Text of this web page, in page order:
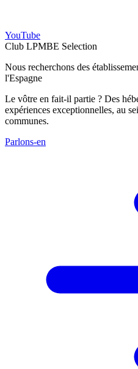
YouTube
Club LPMBE Selection
Nous recherchons des
l'Espagne
Le vôtre en fait-il partie ? Des
expériences exceptionnelles, au
communes.
Parlons-en